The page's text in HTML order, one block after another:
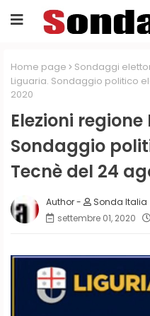
Home page Sondaggi
Liguaria. Sondaggio politico
2020
Elezioni
Sondaggio
Tecnè del 24
Sonda Italia
settembre 01, 2020